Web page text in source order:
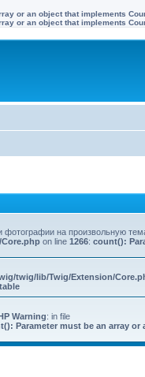
or an object that implements
or an object that implements
на произвольную
on line 1266: count():
twig/lib/Twig/Extension/
Warning: in file
Parameter must be an array or